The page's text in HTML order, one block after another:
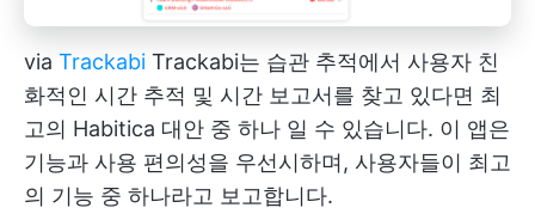
via Trackabi Trackabi는 습관 추적에서 사용자 친
화적인 시간 추적 및 시간 보고서를 찾고 있다면 최
고의 Habitica 대안 중 하나 일 수 있습니다. 이 앱은
기능과 사용 편의성을 우선시하며, 사용자들이 최고
의 기능 중 하나라고 보고합니다.